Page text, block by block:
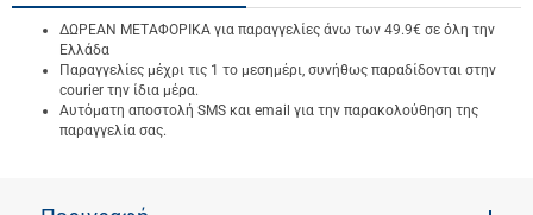
ΔΩΡΕΑΝ ΜΕΤΑΦΟΡΙΚΑ για παραγγελίες άνω των 49.9€ σε όλη την
Ελλάδα
Παραγγελίες μέχρι τις 1 το μεσημέρι, συνήθως παραδίδονται στην
courier την ίδια μέρα.
Αυτόματη αποστολή SMS και email για την παρακολούθηση της
παραγγελία σας.